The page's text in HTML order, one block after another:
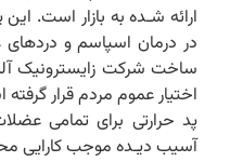
در درمان اسپاسم و دردهای
ساخت شرکت زایسترونیک
اختیار عموم مردم قرار گرفته
پد حرارتی برای تمامی عضلات
آسیب دیـده موجب کارایی